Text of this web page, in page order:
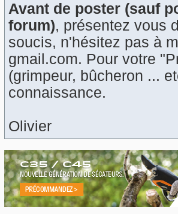
Avant de poster (sauf
forum), présentez vous
soucis, n'hésitez pas à
gmail.com. Pour votre
(grimpeur, bûcheron ...
connaissance.
Olivier